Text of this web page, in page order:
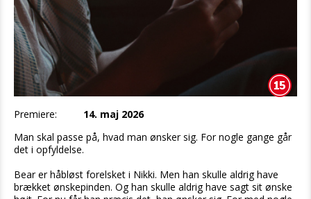
Premiere:
14. maj 2026
Man skal passe på, hvad man ønsker sig. For nogle gange går
det i opfyldelse.
Bear er håbløst forelsket i Nikki. Men han skulle aldrig have
brækket ønskepinden. Og han skulle aldrig have sagt sit ønske